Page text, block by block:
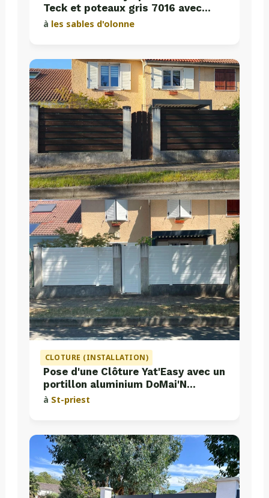
Teck et poteaux gris 7016 avec
plaques de soubassement béton
à les sables d'olonne
CLOTURE (INSTALLATION)
Pose d'une Clôture Yat'Easy avec un
portillon aluminium DoMai'N
Colmont
à St-priest